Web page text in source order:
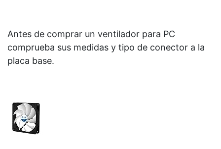
Antes de comprar un ventilador para PC
comprueba sus medidas y tipo de conector a la
placa base.